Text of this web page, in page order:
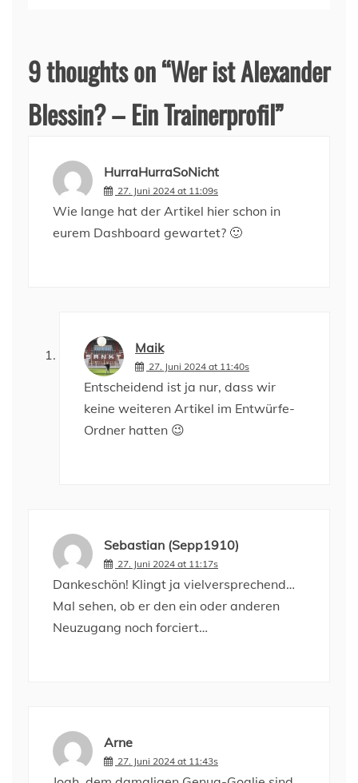
9 thoughts on “Wer ist Alexander
Blessin? – Ein Trainerprofil”
HurraHurraSoNicht
27. Juni 2024 at 11:09s
Wie lange hat der Artikel hier schon in
eurem Dashboard gewartet? 🙂
Maik
27. Juni 2024 at 11:40s
Entscheidend ist ja nur, dass wir
keine weiteren Artikel im Entwürfe-
Ordner hatten 😉
Sebastian (Sepp1910)
27. Juni 2024 at 11:17s
Dankeschön! Klingt ja vielversprechend…
Mal sehen, ob er den ein oder anderen
Neuzugang noch forciert…
Arne
27. Juni 2024 at 11:43s